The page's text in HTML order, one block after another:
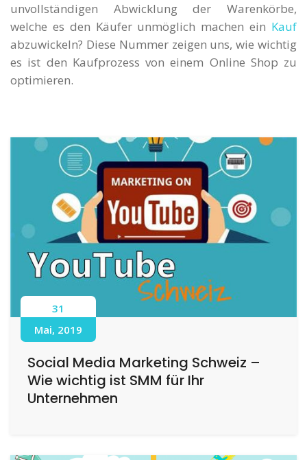
unvollständigen Abwicklung der Warenkörbe,
welche es den Käufer unmöglich machen ein Kauf
abzuwickeln? Diese Nummer zeigen uns, wie wichtig
es ist den Kaufprozess von einem Online Shop zu
optimieren.
31
Mai, 2019
Social Media Marketing Schweiz –
Wie wichtig ist SMM für Ihr
Unternehmen